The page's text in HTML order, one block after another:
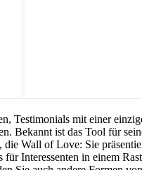
Testimonials mit einer
Bekannt ist das Tool für
Wall of Love: Sie
für Interessenten in einem